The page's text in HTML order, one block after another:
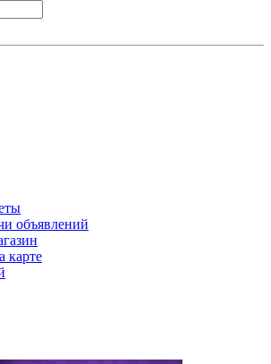
объявлений
карте